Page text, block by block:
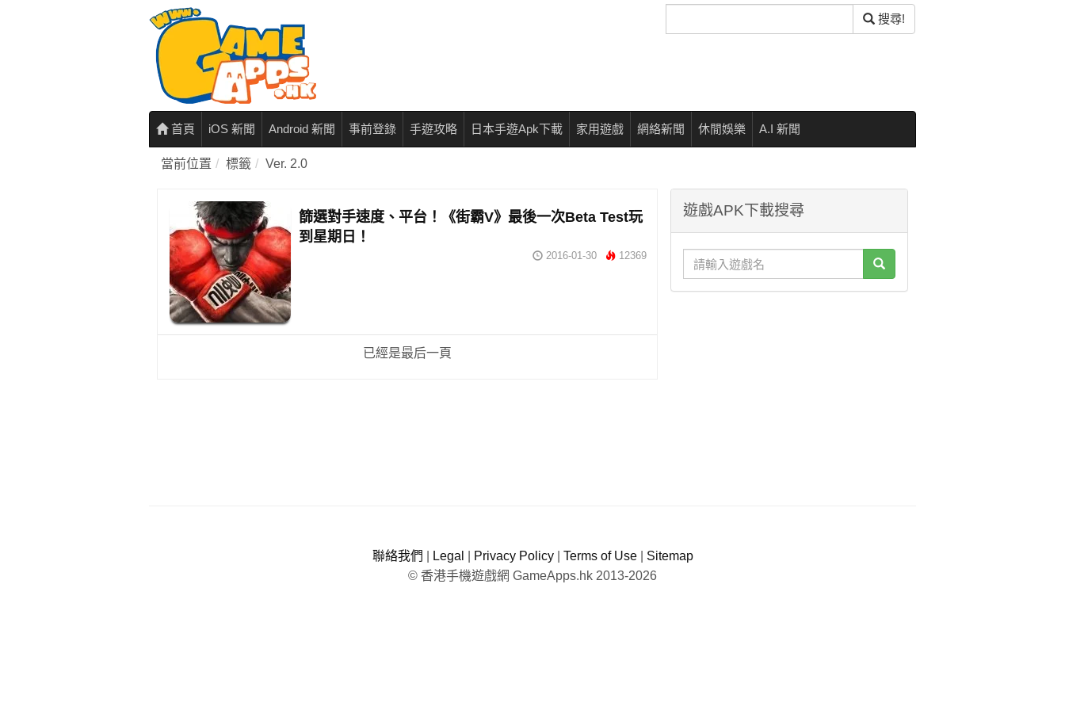
尋
搜尋!
首頁 iOS 新聞 Android 新聞 事前登錄 手遊攻略 日本手遊Apk下載 家用遊戲 網絡新聞 休閒娛樂 A.I 新聞
當前位置 標籤 Ver. 2.0
篩選對手速度、平台！《街霸V》最後一次Beta Test玩
到星期日！
2016-01-30 12369
已經是最后一頁
遊戲APK下載搜尋
聯絡我們 Legal Privacy Policy| Terms of Use| Sitemap
© 香港手機遊戲網 GameApps.hk 2013-2026